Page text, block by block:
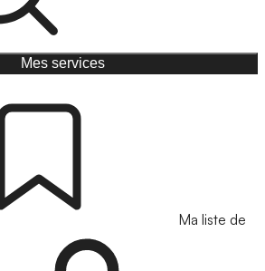
Mes services
Ma liste de